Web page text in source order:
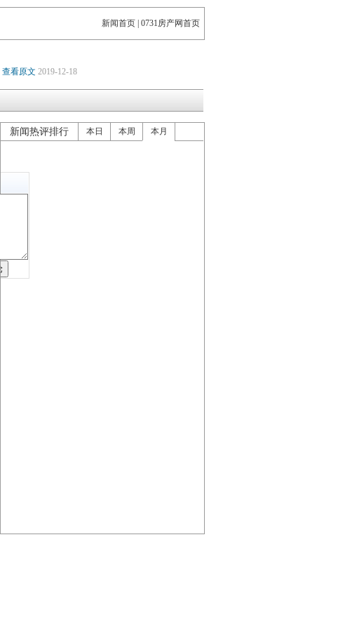
新闻首页 0731房产网首页
查看原文 2019-12-18
新闻热评排行 本日 本周 本月